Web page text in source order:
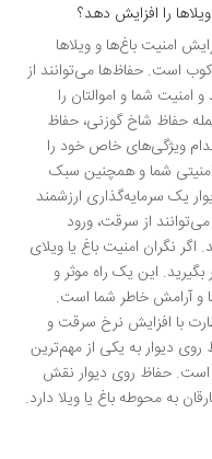
را افزایش دهد؟
امنیت باغ‌ها و ویلاها
است. حفاظ‌ها می‌توانند از
امنیت شما و اموالتان را
حفاظ شاخ گوزنی، حفاظ
ویژگی‌های خاص خود را
شما و همچنین سبک
یک سرمایه‌گذاری ارزشمند
از سرقت، ورود
اگر نگران امنیت باغ یا ویلای
این یک راه موثر و
و آرامش خاطر شما است.
با افزایش نرخ سرقت و
دیوار به یکی از مهم‌ترین
‌است. حفاظ روی دیوار نقش
به محوطه باغ یا ویلا دارد.